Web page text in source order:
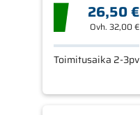
26,50 €
Ovh. 32,00 €
Toimitusaika 2-3pv